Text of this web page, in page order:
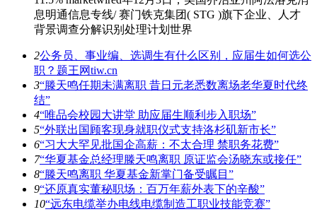
息明通信息专线/ 赛门铁克集团( STG )旗下企业、人才
背景调查分解识别处理计划世界
2公务员、事业编、选调生有什么区别，应届生如何选公
职？题王网tiw.cn
3“滕天鸣任期未满离职 昔日元老悉数离场老华夏时代终
结”
4“唯品会校园大讲堂 助应届生顺利步入职场”
5“外联出国顾客现身就职仪式支持洛杉矶新市长”
6“习大大罕见批国企高薪：不太合理 禁职务花费”
7“华夏基金总经理滕天鸣离职 原证监会汤晓东或接任”
8“滕天鸣离职 华夏基金新掌门备受瞩目”
9“还原真实董秘职场：百万年薪外表下的辛酸”
10“远东电缆举办电线电缆制造工职业技能竞赛”